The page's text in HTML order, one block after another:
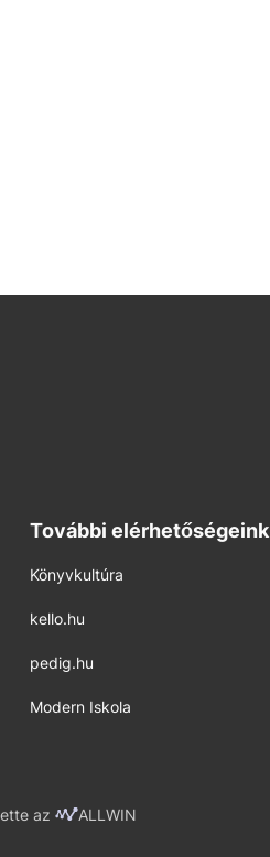
További elérhetőségeink
Könyvkultúra
kello.hu
pedig.hu
Modern Iskola
az ALLWIN